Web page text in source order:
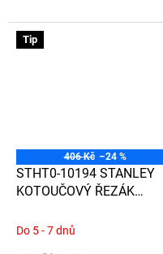
Tip
406 Kč –24 %
STHT0-10194 STANLEY
KOTOUČOVÝ ŘEZÁK
Do 5 - 7 dnů